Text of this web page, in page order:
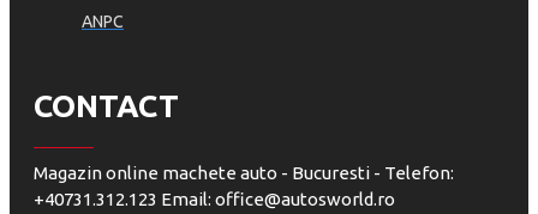
ANPC
CONTACT
Magazin online machete auto - Bucuresti - Telefon:
+40731.312.123 Email: office@autosworld.ro